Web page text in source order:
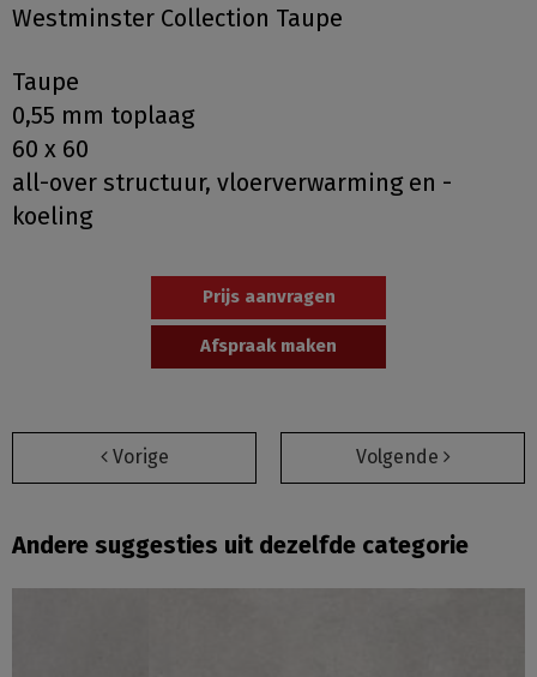
Westminster Collection Taupe
Taupe
0,55 mm toplaag
60 x 60
all-over structuur, vloerverwarming en -
koeling
Prijs aanvragen
Afspraak maken
Vorige Volgende
Andere suggesties uit dezelfde categorie